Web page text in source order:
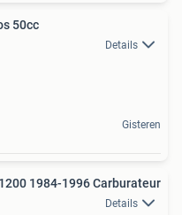
50cc
Details
Gisteren
1984-1996 Carburateur
Details